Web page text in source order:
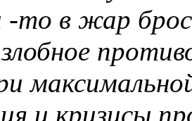
-то в жар
и кризисы